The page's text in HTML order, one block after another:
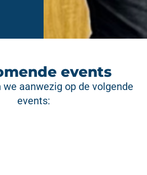
events
aanwezig op de volgende
events: